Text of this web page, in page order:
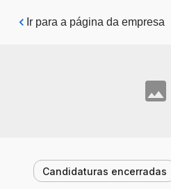
Pular para o conteúdo principal
Ir para a página da empresa
Candidaturas encerradas